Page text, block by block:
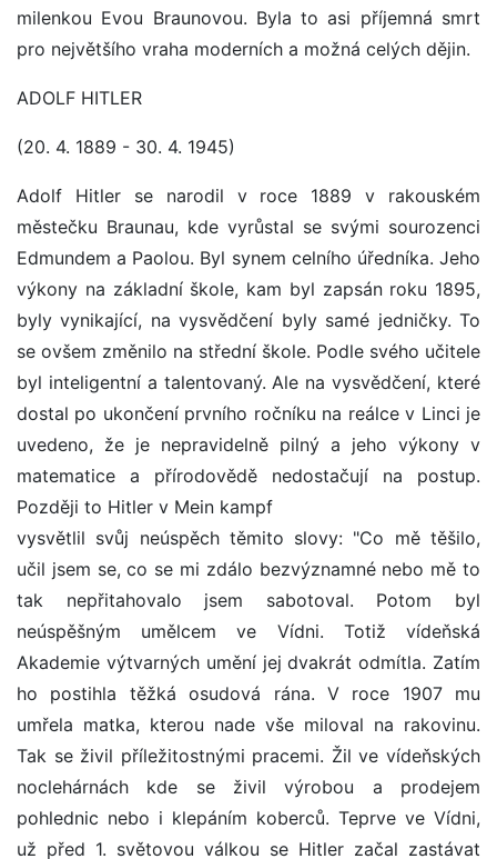
milenkou Evou Braunovou. Byla to asi příjemná smrt
pro největšího vraha moderních a možná celých dějin.
ADOLF HITLER
(20. 4. 1889 - 30. 4. 1945)
Adolf Hitler se narodil v roce 1889 v rakouském
městečku Braunau, kde vyrůstal se svými sourozenci
Edmundem a Paolou. Byl synem celního úředníka. Jeho
výkony na základní škole, kam byl zapsán roku 1895,
byly vynikající, na vysvědčení byly samé jedničky. To
se ovšem změnilo na střední škole. Podle svého učitele
byl inteligentní a talentovaný. Ale na vysvědčení, které
dostal po ukončení prvního ročníku na reálce v Linci je
uvedeno, že je nepravidelně pilný a jeho výkony v
matematice a přírodovědě nedostačují na postup.
Později to Hitler v Mein kampf
vysvětlil svůj neúspěch těmito slovy: "Co mě těšilo,
učil jsem se, co se mi zdálo bezvýznamné nebo mě to
tak nepřitahovalo jsem sabotoval. Potom byl
neúspěšným umělcem ve Vídni. Totiž vídeňská
Akademie výtvarných umění jej dvakrát odmítla. Zatím
ho postihla těžká osudová rána. V roce 1907 mu
umřela matka, kterou nade vše miloval na rakovinu.
Tak se živil příležitostnými pracemi. Žil ve vídeňských
noclehárnách kde se živil výrobou a prodejem
pohlednic nebo i klepáním koberců. Teprve ve Vídni,
už před 1. světovou válkou se Hitler začal zastávat